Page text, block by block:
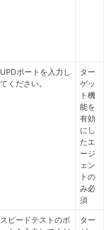
UPDポートを入力し
てください。
ター
ゲッ
ト機
能を
有効
にし
たエ
ージ
ェン
トの
み必
須
スピードテストのポ
ター